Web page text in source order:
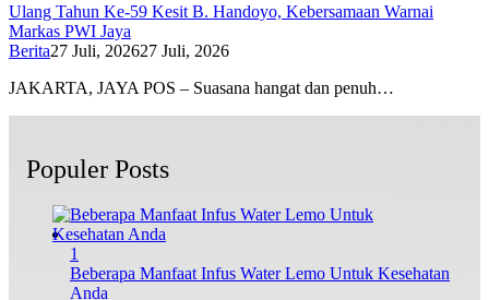
Ulang Tahun Ke-59 Kesit B. Handoyo, Kebersamaan Warnai
Markas PWI Jaya
Berita27 Juli, 202627 Juli, 2026
JAKARTA, JAYA POS – Suasana hangat dan penuh…
Populer Posts
1
Beberapa Manfaat Infus Water Lemo Untuk Kesehatan
Anda